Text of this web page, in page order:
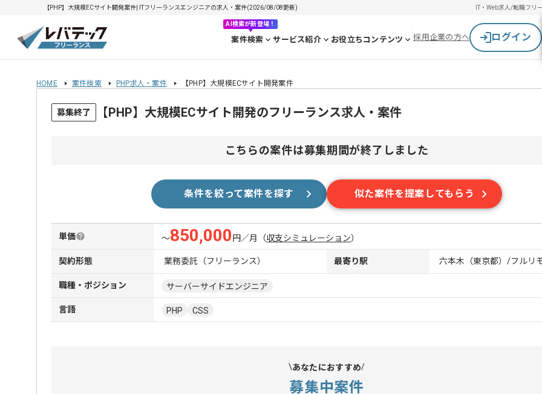
【PHP】大規模ECサイト開発案件| ITフリーランスエンジニアの求人・案件(2026/08/08更新) IT・Web求人/転職フリ
AI検索が新登場！
案件検索 サービス紹介 お役立ちコンテンツ 採用企業の方へ ログイン
HOME 案件検索 PHP求人・案件 【PHP】大規模ECサイト開発案件
募集終了 【PHP】大規模ECサイト開発のフリーランス求人・案件
こちらの案件は募集期間が終了しました
条件を絞って案件を探す 似た案件を提案してもらう
単価 〜850,000 円／月 （収支シミュレーション）
契約形態 業務委託（フリーランス） 最寄り駅 六本木（東京都）/フルリ
職種・ポジション サーバーサイドエンジニア
言語 PHP CSS
あなたにおすすめ
募集中案件